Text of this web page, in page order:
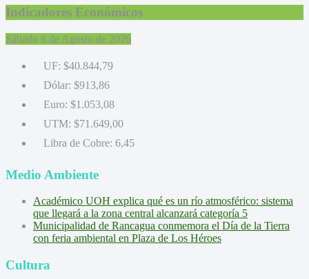
Indicadores Económicos
Sábado 8 de Agosto de 2026
UF: $40.844,79
Dólar: $913,86
Euro: $1.053,08
UTM: $71.649,00
Libra de Cobre: 6,45
Medio Ambiente
Académico UOH explica qué es un río atmosférico: sistema
que llegará a la zona central alcanzará categoría 5
Municipalidad de Rancagua conmemora el Día de la Tierra
con feria ambiental en Plaza de Los Héroes
Cultura